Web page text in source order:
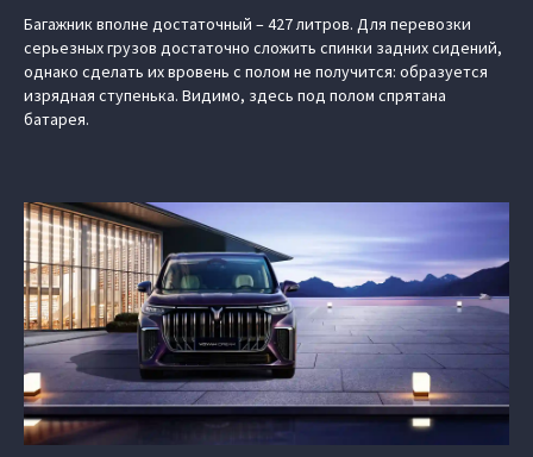
Багажник вполне достаточный – 427 литров. Для перевозки
серьезных грузов достаточно сложить спинки задних сидений,
однако сделать их вровень с полом не получится: образуется
изрядная ступенька. Видимо, здесь под полом спрятана
батарея.